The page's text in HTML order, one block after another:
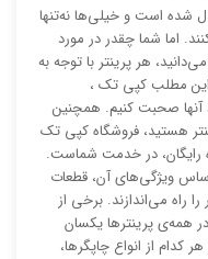
شده است و خیلی‌ها نه‌تنها
اما شما چقدر در مورد
هر پرینتر با توجه به
مطلب کپی تک ،
آنها صحبت کنیم. همچنین
هستید، فروشگاه کپی تک
رایگان، در خدمت شماست.
اساس ویژگی‌های آن، قطعات
راه می‌اندازند. برخی از
همه‌ی پرینترها یکسان
کدام از انواع چاپگرها،